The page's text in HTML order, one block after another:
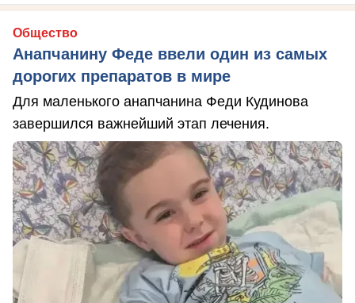
Общество
Анапчанину Феде ввели один из самых
дорогих препаратов в мире
Для маленького анапчанина Феди Кудинова
завершился важнейший этап лечения.